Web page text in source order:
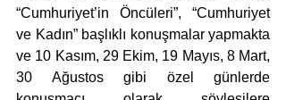
“Cumhuriyet’in Öncüleri”, “Cumhuriyet
ve Kadın” başlıklı konuşmalar yapmakta
ve 10 Kasım, 29 Ekim, 19 Mayıs, 8 Mart,
30 Ağustos gibi özel günlerde